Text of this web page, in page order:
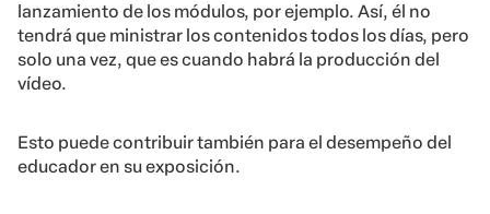
lanzamiento de los módulos, por ejemplo. Así, él no
tendrá que ministrar los contenidos todos los días, pero
solo una vez, que es cuando habrá la producción del
vídeo.
Esto puede contribuir también para el desempeño del
educador en su exposición.